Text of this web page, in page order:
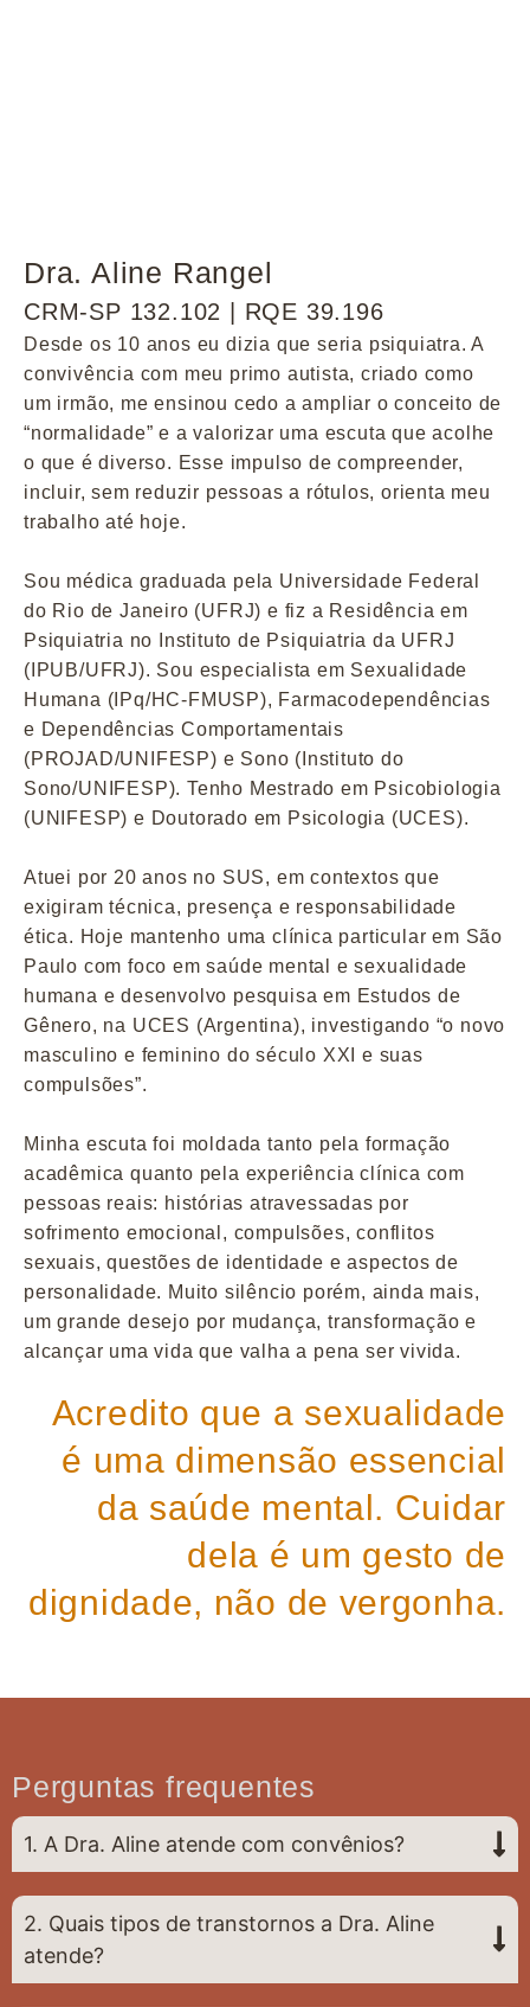
Dra. Aline Rangel
CRM-SP 132.102 | RQE 39.196
Desde os 10 anos eu dizia que seria psiquiatra. A
convivência com meu primo autista, criado como
um irmão, me ensinou cedo a ampliar o conceito de
“normalidade” e a valorizar uma escuta que acolhe
o que é diverso. Esse impulso de compreender,
incluir, sem reduzir pessoas a rótulos, orienta meu
trabalho até hoje.
Sou médica graduada pela Universidade Federal
do Rio de Janeiro (UFRJ) e fiz a Residência em
Psiquiatria no Instituto de Psiquiatria da UFRJ
(IPUB/UFRJ). Sou especialista em Sexualidade
Humana (IPq/HC-FMUSP), Farmacodependências
e Dependências Comportamentais
(PROJAD/UNIFESP) e Sono (Instituto do
Sono/UNIFESP). Tenho Mestrado em Psicobiologia
(UNIFESP) e Doutorado em Psicologia (UCES).
Atuei por 20 anos no SUS, em contextos que
exigiram técnica, presença e responsabilidade
ética. Hoje mantenho uma clínica particular em São
Paulo com foco em saúde mental e sexualidade
humana e desenvolvo pesquisa em Estudos de
Gênero, na UCES (Argentina), investigando “o novo
masculino e feminino do século XXI e suas
compulsões”.
Minha escuta foi moldada tanto pela formação
acadêmica quanto pela experiência clínica com
pessoas reais: histórias atravessadas por
sofrimento emocional, compulsões, conflitos
sexuais, questões de identidade e aspectos de
personalidade. Muito silêncio porém, ainda mais,
um grande desejo por mudança, transformação e
alcançar uma vida que valha a pena ser vivida.
Acredito que a sexualidade
é uma dimensão essencial
da saúde mental. Cuidar
dela é um gesto de
dignidade, não de vergonha.
Perguntas frequentes
1. A Dra. Aline atende com convênios?
2. Quais tipos de transtornos a Dra. Aline
atende?